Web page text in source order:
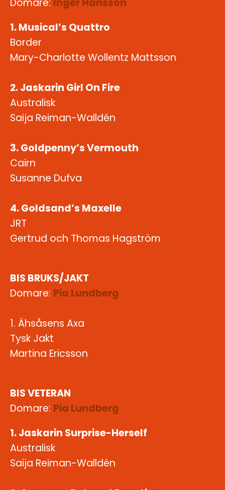
1. Musical’s Quattro
Border
Mary-Charlotte Wollentz Mattsson
2. Jaskarin Girl On Fire
Australisk
Saija Reiman-Walldén
3. Goldpenny’s Vermouth
Cairn
Susanne Dufva
4. Goldsand’s Maxelle
JRT
Gertrud och Thomas Hagström
BIS BRUKS/JAKT
Domare: Pia Lundberg
1. Ähsåsens Axa
Tysk Jakt
Martina Ericsson
BIS VETERAN
Domare: Pia Lundberg
1. Jaskarin Surprise-Herself
Australisk
Saija Reiman-Walldén